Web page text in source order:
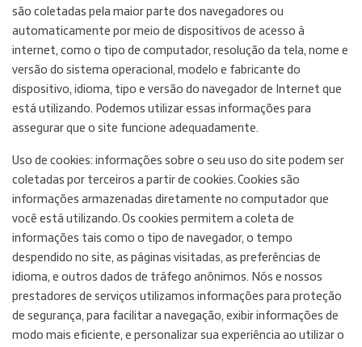
são coletadas pela maior parte dos navegadores ou
automaticamente por meio de dispositivos de acesso à
internet, como o tipo de computador, resolução da tela, nome e
versão do sistema operacional, modelo e fabricante do
dispositivo, idioma, tipo e versão do navegador de Internet que
está utilizando. Podemos utilizar essas informações para
assegurar que o site funcione adequadamente.
Uso de cookies: informações sobre o seu uso do site podem ser
coletadas por terceiros a partir de cookies. Cookies são
informações armazenadas diretamente no computador que
você está utilizando. Os cookies permitem a coleta de
informações tais como o tipo de navegador, o tempo
despendido no site, as páginas visitadas, as preferências de
idioma, e outros dados de tráfego anônimos. Nós e nossos
prestadores de serviços utilizamos informações para proteção
de segurança, para facilitar a navegação, exibir informações de
modo mais eficiente, e personalizar sua experiência ao utilizar o